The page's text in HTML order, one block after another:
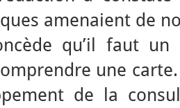
amenaient de
qu’il faut
une
de la